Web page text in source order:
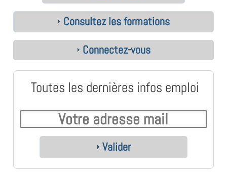
Consultez les formations
Connectez-vous
Toutes les dernières infos emploi
Valider